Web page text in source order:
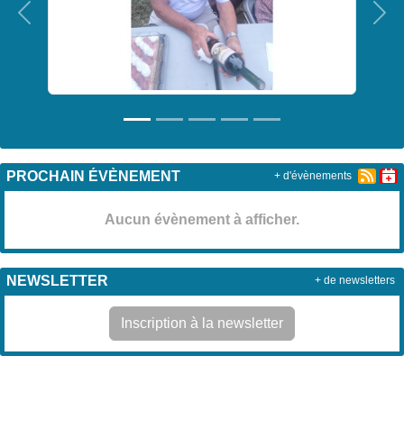
Précedent
PROCHAIN ÉVÈNEMENT
Aucun évènement à afficher.
+ d'évènements
NEWSLETTER
Inscription à la newsletter
+ de newsletters